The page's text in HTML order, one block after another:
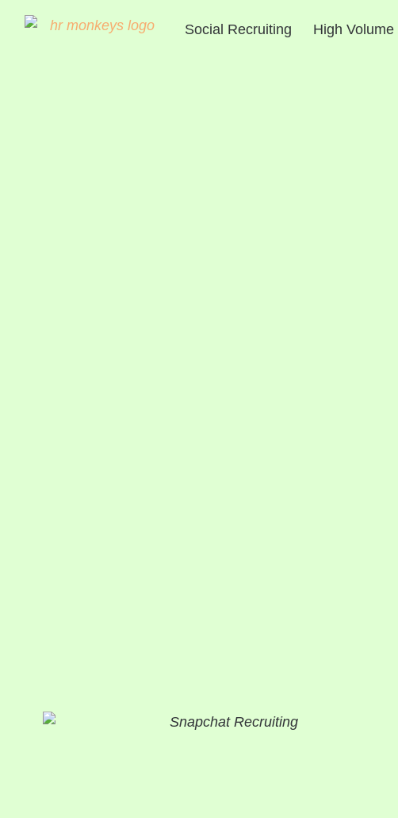
Social Recruiting High